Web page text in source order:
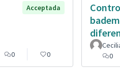
Acceptada
0 0
0